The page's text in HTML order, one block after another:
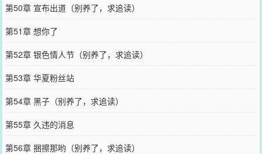
第50章 宣布出道（别养了，求追读）
第51章 想你了
第52章 银色情人节（别养了，求追读）
第53章 华夏粉丝站
第54章 黑子（别养了，求追读）
第55章 久违的消息
第56章 捆擦那哟（别养了，求追读）